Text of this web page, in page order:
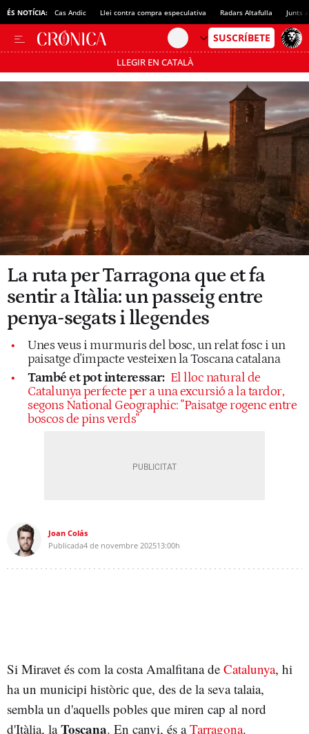
ÉS NOTÍCIA: Cas Andic Llei contra compra especulativa Radars Altafulla Junts
LLEGIR EN CATALÀ
Passa’t al mode estalvi
La ruta per Tarragona que et fa
sentir a Itàlia: un passeig entre
penya-segats i llegendes
Unes veus i murmuris del bosc, un relat fosc i un
paisatge d'impacte vesteixen la Toscana catalana
També et pot interessar: El lloc natural de
Catalunya perfecte per a una excursió a la tardor,
segons National Geographic: "Paisatge rogenc entre
boscos de pins verds"
Joan Colás
Publicada4 de novembre 202513:00h
Si Miravet és com la costa Amalfitana de Catalunya, hi
ha un municipi històric que, des de la seva talaia,
sembla un d'aquells pobles que miren cap al nord
d'Itàlia, laToscana. En canvi, és aTarragona.